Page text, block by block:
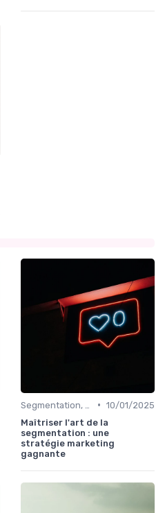
• 10/01/2025
Maîtriser l'art de la
segmentation : une
stratégie marketing
gagnante